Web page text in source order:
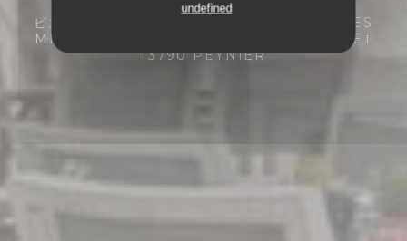
undefined
ビストロノミックレストラン
LE HAMEAU LES
MICHELS - 7 RUE DU CHÊNE DE LOUISET
13790 PEYNIER